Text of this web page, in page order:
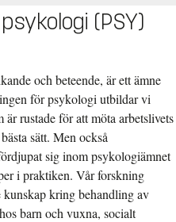
(PSY)
och beteende, är ett ämne
för psykologi utbildar vi
rustade för att möta arbetslivets
sätt. Men också
sig inom psykologiämnet
i praktiken. Vår forskning
kring behandling av
barn och vuxna, socialt